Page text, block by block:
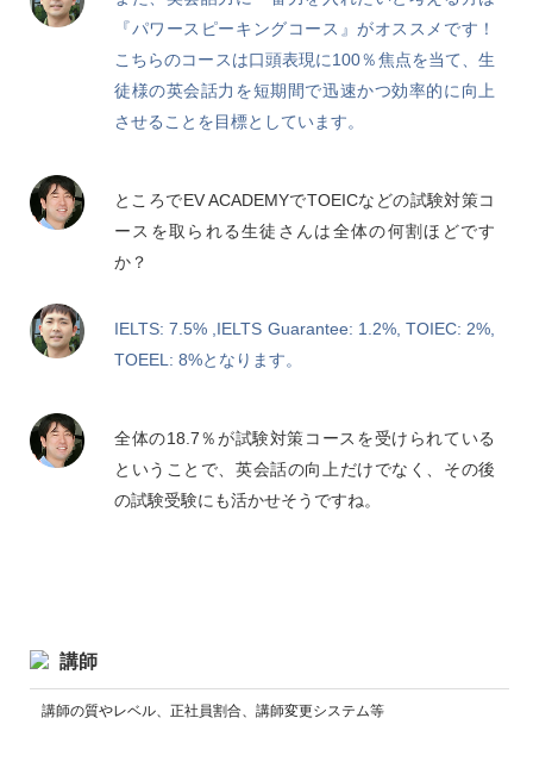
『パワースピーキングコース』がオススメです！
こちらのコースは口頭表現に100％焦点を当て、生
徒様の英会話力を短期間で迅速かつ効率的に向上
させることを目標としています。
ところでEV ACADEMYでTOEICなどの試験対策コ
ースを取られる生徒さんは全体の何割ほどです
か？
IELTS: 7.5% ,IELTS Guarantee: 1.2%, TOIEC: 2%,
TOEEL: 8%となります。
全体の18.7％が試験対策コースを受けられている
ということで、英会話の向上だけでなく、その後
の試験受験にも活かせそうですね。
講師
講師の質やレベル、正社員割合、講師変更システム等